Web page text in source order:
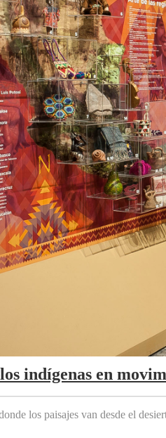
indígenas en
los paisajes van desde el